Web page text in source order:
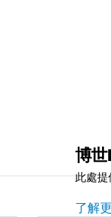
博
此處提
了解